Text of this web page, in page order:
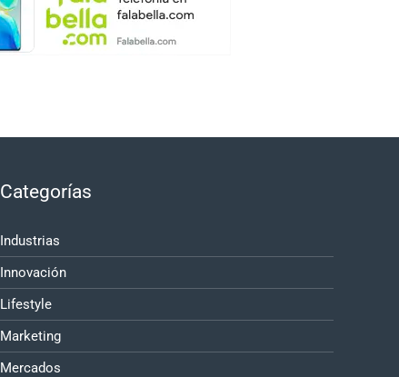
Categorías
Industrias
Innovación
Lifestyle
Marketing
Mercados